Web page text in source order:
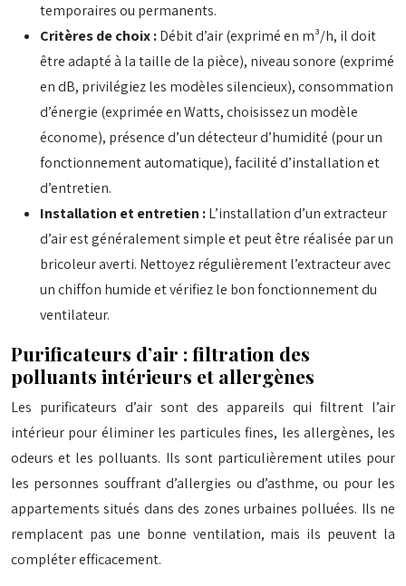
temporaires ou permanents.
Critères de choix :Débit d’air (exprimé en m³/h, il doit
être adapté à la taille de la pièce), niveau sonore (exprimé
en dB, privilégiez les modèles silencieux), consommation
d’énergie (exprimée en Watts, choisissez un modèle
économe), présence d’un détecteur d’humidité (pour un
fonctionnement automatique), facilité d’installation et
d’entretien.
Installation et entretien :L’installation d’un extracteur
d’air est généralement simple et peut être réalisée par un
bricoleur averti. Nettoyez régulièrement l’extracteur avec
un chiffon humide et vérifiez le bon fonctionnement du
ventilateur.
Purificateurs d’air : filtration des
polluants intérieurs et allergènes
Les purificateurs d’air sont des appareils qui filtrent l’air
intérieur pour éliminer les particules fines, les allergènes, les
odeurs et les polluants. Ils sont particulièrement utiles pour
les personnes souffrant d’allergies ou d’asthme, ou pour les
appartements situés dans des zones urbaines polluées. Ils ne
remplacent pas une bonne ventilation, mais ils peuvent la
compléter efficacement.